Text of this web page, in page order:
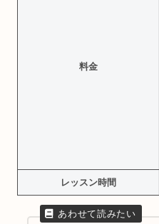
料金
レッスン時間